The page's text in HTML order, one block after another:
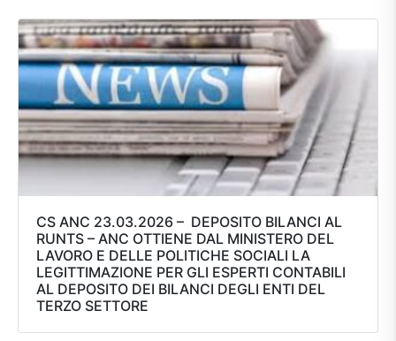
CS ANC 23.03.2026 – DEPOSITO BILANCI AL
RUNTS – ANC OTTIENE DAL MINISTERO DEL
LAVORO E DELLE POLITICHE SOCIALI LA
LEGITTIMAZIONE PER GLI ESPERTI CONTABILI
AL DEPOSITO DEI BILANCI DEGLI ENTI DEL
TERZO SETTORE